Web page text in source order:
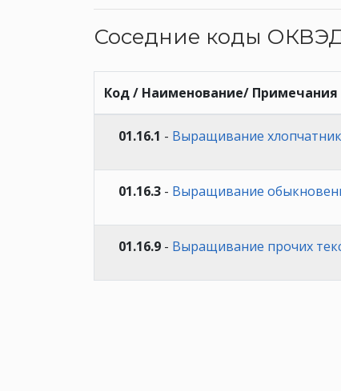
Соседние коды
Код / Наименование/ Примечания
01.16.1 - Выращивание
01.16.3 - Выращивание
01.16.9 - Выращивание прочих